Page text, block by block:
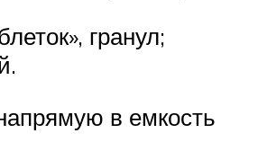
гранул;
в емкость